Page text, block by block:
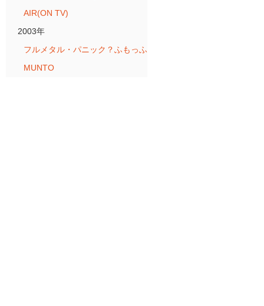
AIR(ON TV)
2003年
フルメタル・パニック？ふもっふ
MUNTO